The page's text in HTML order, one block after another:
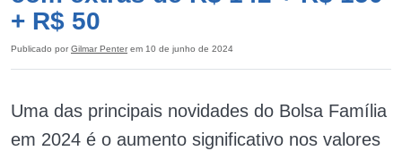
+ R$ 50
Publicado por Gilmar Penter em 10 de junho de 2024
Uma das principais novidades do Bolsa Família
em 2024 é o aumento significativo nos valores